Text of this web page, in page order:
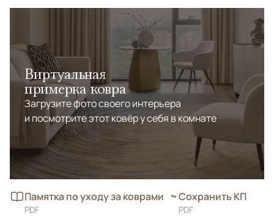
Виртуальная
примерка ковра
Загрузите фото своего интерьера
и посмотрите этот ковёр у себя в комнате
Памятка по уходу за коврами
PDF
Сохранить КП
PDF